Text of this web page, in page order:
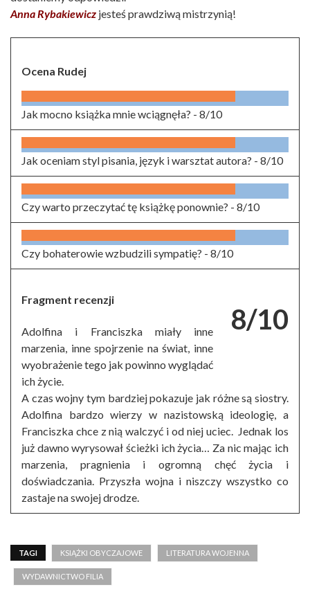
Anna Rybakiewicz jesteś prawdziwą mistrzynią!
Ocena Rudej
Jak mocno książka mnie wciągnęła? - 8/10
Jak oceniam styl pisania, język i warsztat autora? - 8/10
Czy warto przeczytać tę książkę ponownie? - 8/10
Czy bohaterowie wzbudzili sympatię? - 8/10
8/10
Fragment recenzji
Adolfina i Franciszka miały inne
marzenia, inne spojrzenie na świat, inne
wyobrażenie tego jak powinno wyglądać
ich życie.
A czas wojny tym bardziej pokazuje jak różne są siostry.
Adolfina bardzo wierzy w nazistowską ideologię, a
Franciszka chce z nią walczyć i od niej uciec. Jednak los
już dawno wyrysował ścieżki ich życia… Za nic mając ich
marzenia, pragnienia i ogromną chęć życia i
doświadczania. Przyszła wojna i niszczy wszystko co
zastaje na swojej drodze.
TAGI KSIĄŻKI OBYCZAJOWE LITERATURA WOJENNA
WYDAWNICTWO FILIA